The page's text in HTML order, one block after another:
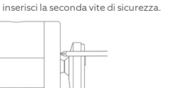
la seconda vite di sicurezza.